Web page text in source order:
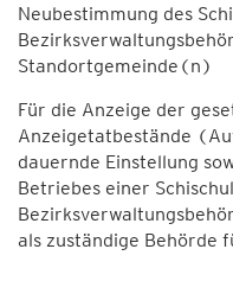
Neubestimmung des
Standortgemeinde(n)
Für die Anzeige der
Anzeigetatbestände
dauernde Einstellung
Betriebes einer
als zuständige Behörde